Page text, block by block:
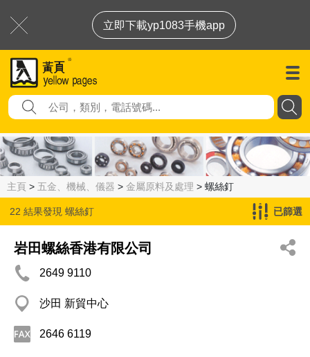
立即下載yp1083手機app
主頁 > 五金、機械、儀器 > 金屬原料及處理 > 螺絲釘
22 結果發現 螺絲釘 已篩選
岩田螺絲香港有限公司
2649 9110
沙田 新貿中心
2646 6119